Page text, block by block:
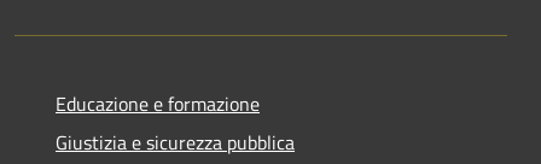
Educazione e formazione
Giustizia e sicurezza pubblica